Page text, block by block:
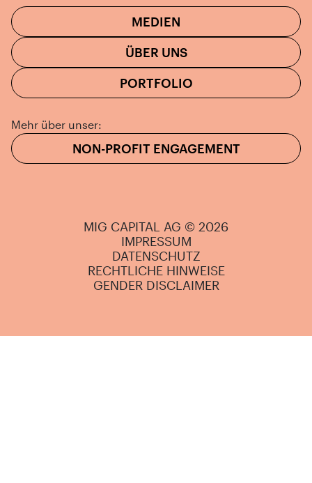
MEDIEN
ÜBER UNS
PORTFOLIO
Mehr über unser:
NON-PROFIT ENGAGEMENT
MIG CAPITAL AG © 2026
IMPRESSUM
DATENSCHUTZ
RECHTLICHE HINWEISE
GENDER DISCLAIMER